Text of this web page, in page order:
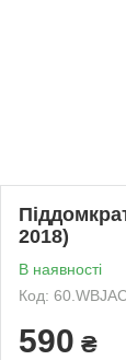
2018)
В наявності
Код:
590 ₴